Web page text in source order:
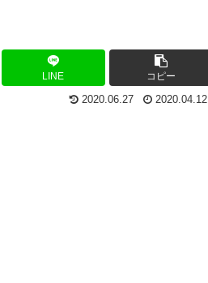
LINE コピー
2020.06.27 2020.04.12